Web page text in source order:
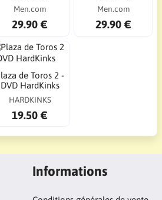
Men.com
29.90 €
Men.com
29.90 €
de Toros 2 -
DVD HardKinks
HARDKINKS
19.50 €
Informations